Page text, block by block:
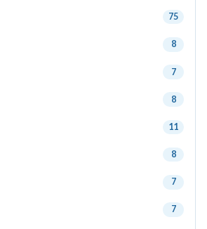
75
8
7
8
11
8
7
7